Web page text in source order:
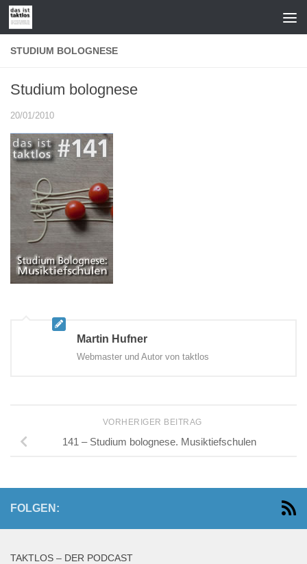
Zum Inhalt springen
STUDIUM BOLOGNESE
Studium bolognese
20/01/2010
Martin Hufner
Webmaster und Autor von taktlos
VORHERIGER BEITRAG
141 – Studium bolognese. Musiktiefschulen
FOLGEN:
TAKTLOS – DER PODCAST